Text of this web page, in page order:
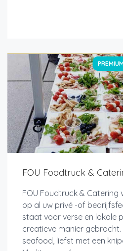
FOU Foodtruck &
FOU Foudtruck &
op al uw privé -of
staat voor verse en lokale
creatieve manier
seafood, liefst met een